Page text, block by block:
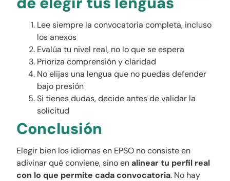
Lee siempre la convocatoria completa, incluso
los anexos
Evalúa tu nivel real, no lo que se espera
Prioriza comprensión y claridad
No elijas una lengua que no puedas defender
bajo presión
Si tienes dudas, decide antes de validar la
solicitud
Conclusión
Elegir bien los idiomas en EPSO no consiste en
adivinar qué conviene, sino enalinear tu perfil real
con lo que permite cada convocatoria. No hay